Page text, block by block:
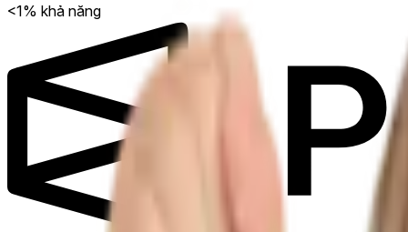
<1% khả năng